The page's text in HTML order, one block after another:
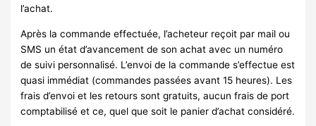
l’achat.
Après la commande effectuée, l’acheteur reçoit par mail ou
SMS un état d’avancement de son achat avec un numéro
de suivi personnalisé. L’envoi de la commande s’effectue est
quasi immédiat (commandes passées avant 15 heures). Les
frais d’envoi et les retours sont gratuits, aucun frais de port
comptabilisé et ce, quel que soit le panier d’achat considéré.